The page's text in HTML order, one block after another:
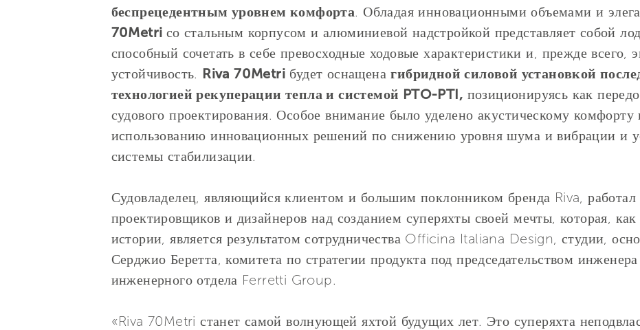
беспрецедентным уровнем комфорта. Обладая инновационными объемами и
70Metri со стальным корпусом и алюминиевой надстройкой представляет собой
способный сочетать в себе превосходные ходовые характеристики и, прежде всего,
устойчивость. Riva 70Metriбудет оснащенагибридной силовой установкой
технологией рекуперации тепла и системой PTO-PTI, позиционируясь как
судового проектирования. Особое внимание было уделено акустическому комфорту
использованию инновационных решений по снижению уровня шума и вибрации и
системы стабилизации.
Судовладелец, являющийся клиентом и большим поклонником бренда Riva, работал
проектировщиков и дизайнеров над созданием суперяхты своей мечты, которая,
истории, является результатом сотрудничества Officina Italiana Design, студии,
Серджио Беретта, комитета по стратегии продукта под председательством
инженерного отдела Ferretti Group.
«Riva 70Metri станет самой волнующей яхтой будущих лет. Это суперяхта